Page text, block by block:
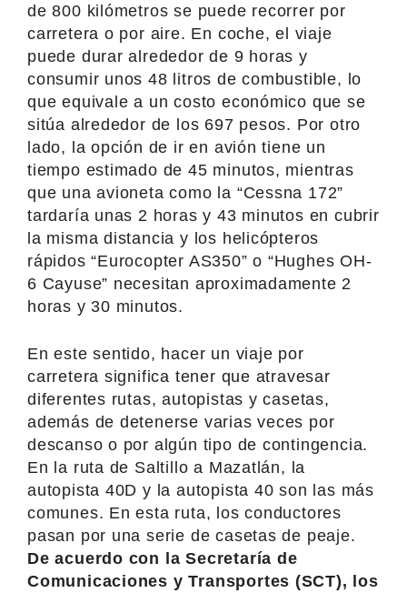
de 800 kilómetros se puede recorrer por
carretera o por aire. En coche, el viaje
puede durar alrededor de 9 horas y
consumir unos 48 litros de combustible, lo
que equivale a un costo económico que se
sitúa alrededor de los 697 pesos. Por otro
lado, la opción de ir en avión tiene un
tiempo estimado de 45 minutos, mientras
que una avioneta como la “Cessna 172”
tardaría unas 2 horas y 43 minutos en cubrir
la misma distancia y los helicópteros
rápidos “Eurocopter AS350” o “Hughes OH-
6 Cayuse” necesitan aproximadamente 2
horas y 30 minutos.
En este sentido, hacer un viaje por
carretera significa tener que atravesar
diferentes rutas, autopistas y casetas,
además de detenerse varias veces por
descanso o por algún tipo de contingencia.
En la ruta de Saltillo a Mazatlán, la
autopista 40D y la autopista 40 son las más
comunes. En esta ruta, los conductores
pasan por una serie de casetas de peaje.
De acuerdo con la Secretaría de
Comunicaciones y Transportes (SCT), los